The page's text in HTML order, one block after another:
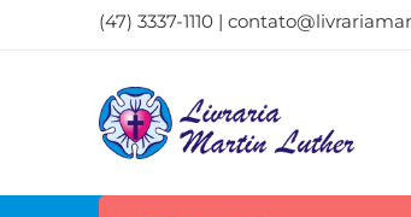
(47) 3337-1110 |